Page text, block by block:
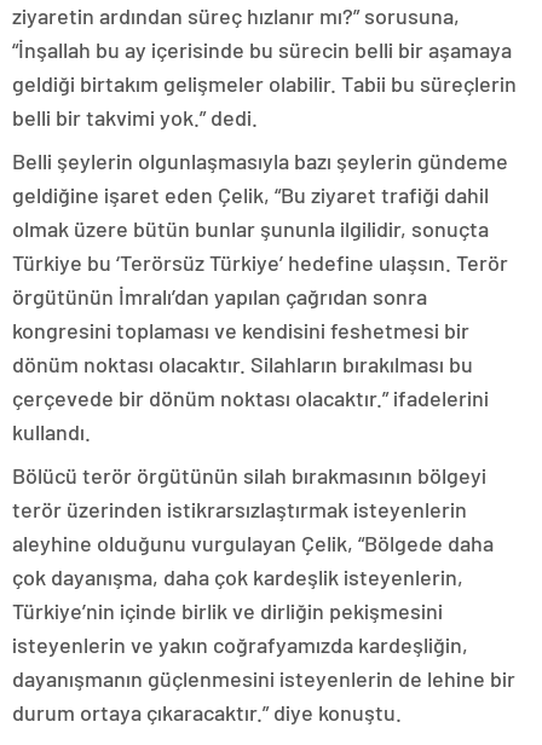
ziyaretin ardından süreç hızlanır mı?” sorusuna,
“İnşallah bu ay içerisinde bu sürecin belli bir aşamaya
geldiği birtakım gelişmeler olabilir. Tabii bu süreçlerin
belli bir takvimi yok.” dedi.
Belli şeylerin olgunlaşmasıyla bazı şeylerin gündeme
geldiğine işaret eden Çelik, “Bu ziyaret trafiği dahil
olmak üzere bütün bunlar şununla ilgilidir, sonuçta
Türkiye bu ‘Terörsüz Türkiye’ hedefine ulaşsın. Terör
örgütünün İmralı’dan yapılan çağrıdan sonra
kongresini toplaması ve kendisini feshetmesi bir
dönüm noktası olacaktır. Silahların bırakılması bu
çerçevede bir dönüm noktası olacaktır.” ifadelerini
kullandı.
Bölücü terör örgütünün silah bırakmasının bölgeyi
terör üzerinden istikrarsızlaştırmak isteyenlerin
aleyhine olduğunu vurgulayan Çelik, “Bölgede daha
çok dayanışma, daha çok kardeşlik isteyenlerin,
Türkiye’nin içinde birlik ve dirliğin pekişmesini
isteyenlerin ve yakın coğrafyamızda kardeşliğin,
dayanışmanın güçlenmesini isteyenlerin de lehine bir
durum ortaya çıkaracaktır.” diye konuştu.